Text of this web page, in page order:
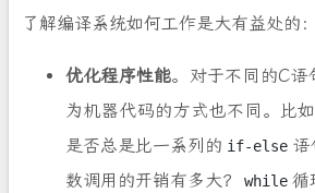
了解编译系统如何工作是大有益处的：
优化程序性能。对于不同的C语
为机器代码的方式也不同。比
是否总是比一系列的 if-else 语
数调用的开销有多大？
while 循